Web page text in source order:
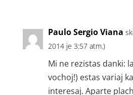
Paulo Sergio Viana
2014 je 3:57 atm.)
Mi ne rezistas danki:
vochoj!) estas variaj
interesaj. Aparte